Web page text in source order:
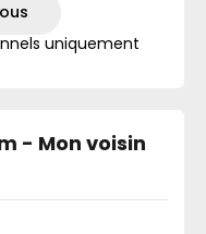
uniquement
- Mon voisin